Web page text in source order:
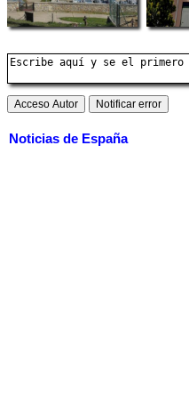
Noticias de España